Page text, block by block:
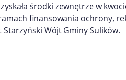
środki zewnętrze w
finansowania ochrony,
Wójt Gminy Sulików.